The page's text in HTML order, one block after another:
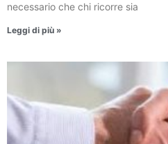
necessario che chi ricorre sia
Leggi di più »